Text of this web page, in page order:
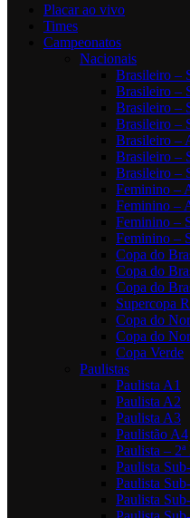
Placar ao vivo
Times
Campeonatos
Nacionais
Brasileiro –
Brasileiro –
Brasileiro –
Brasileiro –
Brasileiro –
Brasileiro –
Brasileiro –
Feminino –
Feminino –
Feminino –
Feminino –
Copa do
Copa do
Copa do
Supercopa
Copa do
Copa do
Copa Verde
Paulistas
Paulista A1
Paulista A2
Paulista A3
Paulistão A4
Paulista –
Paulista
Paulista
Paulista